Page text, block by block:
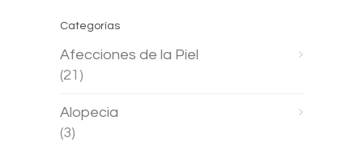
Categorías
Afecciones de la Piel
(21)
Alopecia
(3)